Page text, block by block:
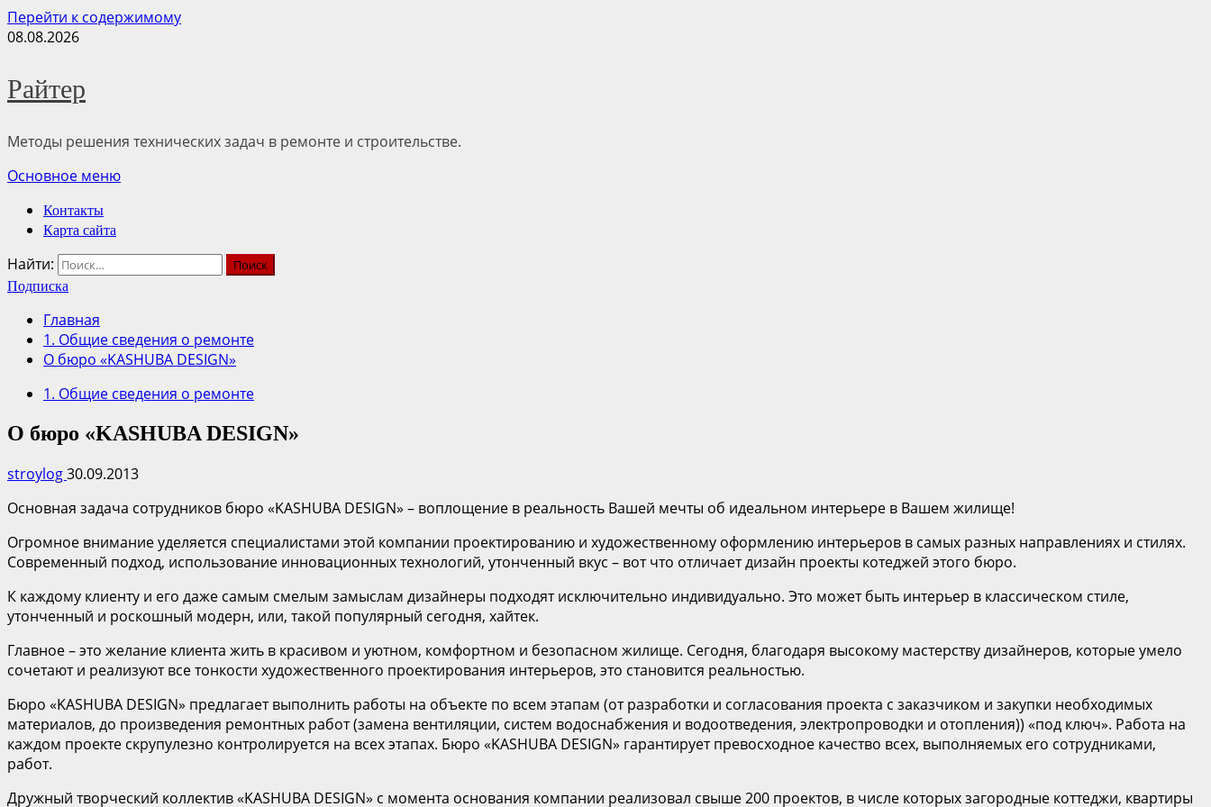
Перейти к содержимому
08.08.2026
Райтер
Методы решения технических задач в ремонте и строительстве.
Основное меню
Контакты
Карта сайта
Найти:
Подписка
Главная
1. Общие сведения о ремонте
О бюро «KASHUBA DESIGN»
1. Общие сведения о ремонте
О бюро «KASHUBA DESIGN»
stroylog30.09.2013
Основная задача сотрудников бюро «KASHUBA DESIGN» – воплощение в реальность Вашей мечты об идеальном интерьере в Вашем жилище!
Огромное внимание уделяется специалистами этой компании проектированию и художественному оформлению интерьеров в самых разных направлениях и стилях.
Современный подход, использование инновационных технологий, утонченный вкус – вот что отличает дизайн проекты котеджей этого бюро.
К каждому клиенту и его даже самым смелым замыслам дизайнеры подходят исключительно индивидуально. Это может быть интерьер в классическом стиле,
утонченный и роскошный модерн, или, такой популярный сегодня, хайтек.
Главное – это желание клиента жить в красивом и уютном, комфортном и безопасном жилище. Сегодня, благодаря высокому мастерству дизайнеров, которые умело
сочетают и реализуют все тонкости художественного проектирования интерьеров, это становится реальностью.
Бюро «KASHUBA DESIGN» предлагает выполнить работы на объекте по всем этапам (от разработки и согласования проекта с заказчиком и закупки необходимых
материалов, до произведения ремонтных работ (замена вентиляции, систем водоснабжения и водоотведения, электропроводки и отопления)) «под ключ». Работа на
каждом проекте скрупулезно контролируется на всех этапах. Бюро «KASHUBA DESIGN» гарантирует превосходное качество всех, выполняемых его сотрудниками,
работ.
Дружный творческий коллектив «KASHUBA DESIGN» с момента основания компании реализовал свыше 200 проектов, в числе которых загородные коттеджи, квартиры